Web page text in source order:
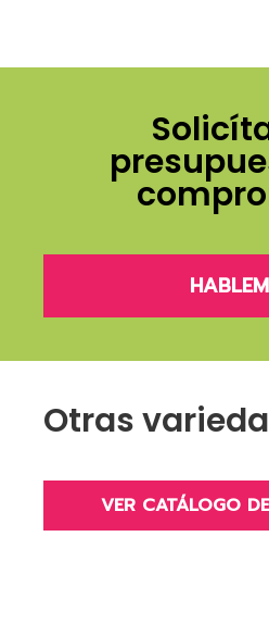
Otras
VER CATÁLOGO